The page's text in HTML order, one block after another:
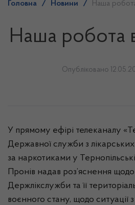
Головна / Новини / Наша
Наша робота
Опубліковано
У прямому ефірі телеканалу
Державної служби з
за наркотиками у
Пронів надав роз’яснення
Держлікслужби та її
воєнного стану, щодо ситуації